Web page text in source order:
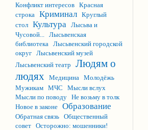
Конфликт интересов Красная
строка Криминал Круглый
стол Культура Лысьва и
Чусовой... Лысьвенская
библиотека Лысьвенский городской
округ Лысьвенский музей
Лысьвенский театр
Людям о
людях Медицина Молодёжь
Мужикам МЧС
Мысли вслух
Мысли по поводу Не возьму в толк
Новое в законе Образование
Обратная связь Общественный
совет Осторожно: мошенники!